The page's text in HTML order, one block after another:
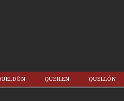
QUEILEN QUELLÓN